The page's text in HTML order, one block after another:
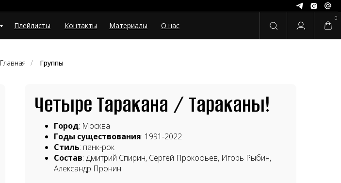
0
Плейлисты Контакты Материалы О нас
Главная / Группы
Четыре Таракана / Тараканы!
Город: Москва
Годы существования: 1991-2022
Стиль: панк-рок
Состав: Дмитрий Спирин, Сергей Прокофьев, Игорь Рыбин,
Александр Пронин.